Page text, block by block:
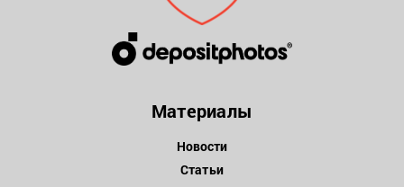
Материалы
Новости
Статьи